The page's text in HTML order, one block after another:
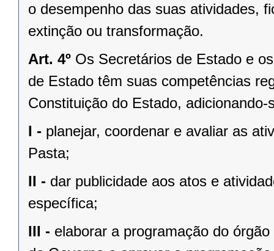
o desempenho das suas atividades,
extinção ou transformação.
Art. 4º Os Secretários de Estado e
de Estado têm suas competências
Constituição do Estado, adicionando-
I - planejar, coordenar e avaliar as
Pasta;
II - dar publicidade aos atos e
específica;
III - elaborar a programação do